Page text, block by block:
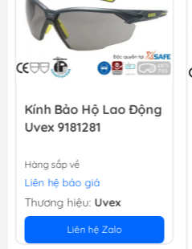
Kính Bảo Hộ Lao Động
Uvex 9181281
Hàng sắp về
Liên hệ báo giá
Thương hiệu: Uvex
Liên hệ Zalo